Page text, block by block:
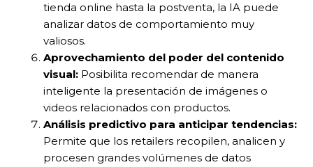
tienda online hasta la postventa, la IA puede
analizar datos de comportamiento muy
valiosos.
Aprovechamiento del poder del contenido
visual: Posibilita recomendar de manera
inteligente la presentación de imágenes o
videos relacionados con productos.
Análisis predictivo para anticipar tendencias:
Permite que los retailers recopilen, analicen y
procesen grandes volúmenes de datos